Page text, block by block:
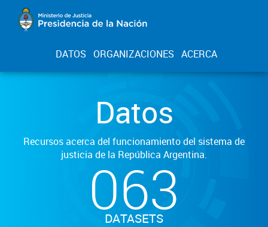
DATOS ORGANIZACIONES ACERCA
Datos
Recursos acerca del funcionamiento del sistema de
justicia de la República Argentina.
063
DATASETS